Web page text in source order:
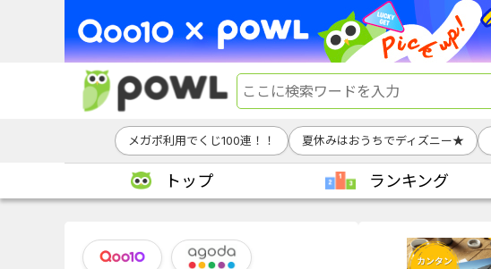
メガポ利用でくじ100連！！ 夏休みはおうちでディズニー★
トップ ランキング